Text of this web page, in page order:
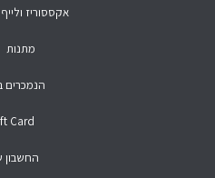
אקססוריז
מתנות
הנמכרים
Card
החשבון